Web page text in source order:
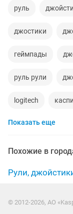
руль
джостики
геймпады
руль рули
logitech
sony ps игр
ps5
Показать еще
Похожие в
Рули,
© 2012-2026, АО